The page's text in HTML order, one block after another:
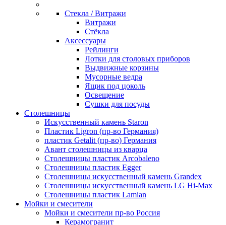
Стекла / Витражи
Витражи
Стёкла
Аксессуары
Рейлинги
Лотки для столовых приборов
Выдвижные корзины
Мусорные ведра
Ящик под цоколь
Освещение
Сушки для посуды
Столешницы
Искусственный камень Staron
Пластик Ligron (пр-во Германия)
пластик Getalit (пр-во) Германия
Авант столешницы из кварца
Столешницы пластик Arcobaleno
Столешницы пластик Egger
Столешницы искусственный камень Grandex
Столешницы искусственный камень LG Hi-Max
Столешницы пластик Lamian
Мойки и смесители
Мойки и смесители пр-во Россия
Керамогранит